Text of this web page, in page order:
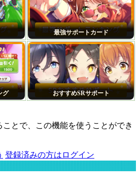
最強サポートカード
グ おすすめSRサポート
とで、この機能を使うことができ
登録済みの方はログイン